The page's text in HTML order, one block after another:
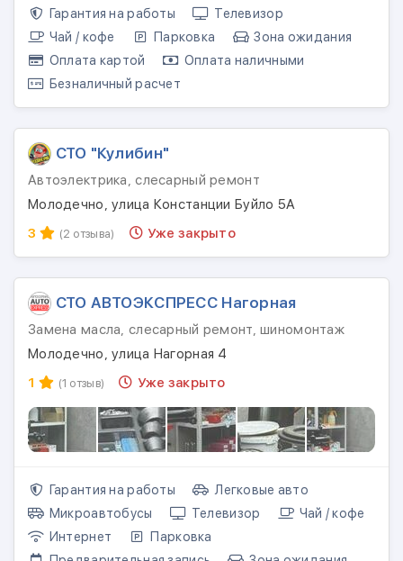
Гарантия на работы
Телевизор
Чай / кофе
Парковка
Зона ожидания
Оплата картой
Оплата наличными
Безналичный расчет
СТО "Кулибин"
Автоэлектрика, слесарный ремонт
Молодечно, улица Констанции Буйло 5А
3
(2 отзыва) Уже закрыто
СТО АВТОЭКСПРЕСС Нагорная
Замена масла, слесарный ремонт, шиномонтаж
Молодечно, улица Нагорная 4
1
(1 отзыв) Уже закрыто
Гарантия на работы
Легковые авто
Микроавтобусы
Телевизор
Чай / кофе
Интернет
Парковка